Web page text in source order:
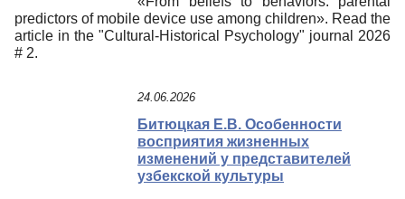
predictors of mobile device use among children». Read the
article in the "Cultural-Historical Psychology" journal 2026
# 2.
24.06.2026
Битюцкая Е.В. Особенности
восприятия жизненных
изменений у представителей
узбекской культуры